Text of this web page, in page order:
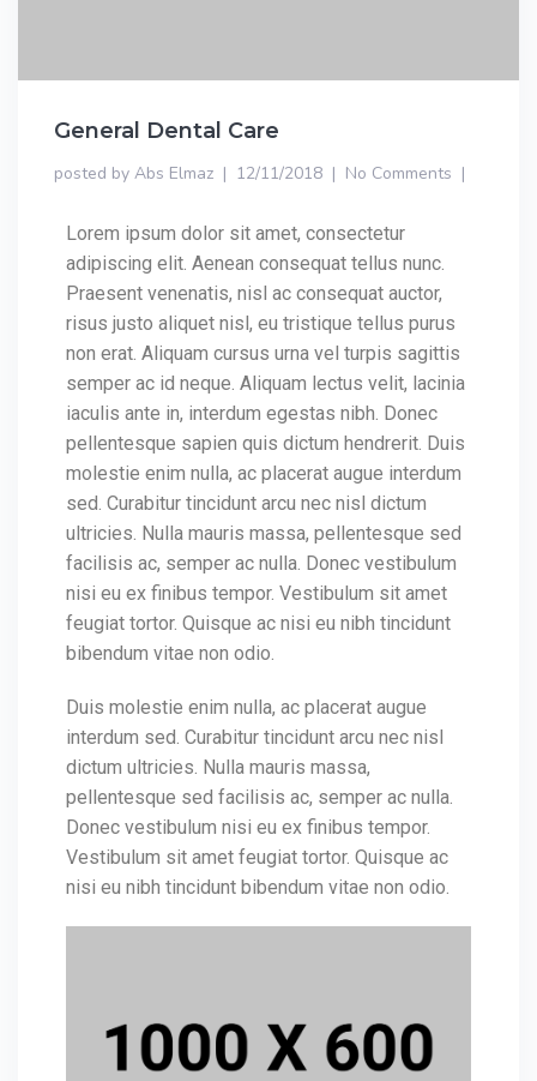
General Dental Care
posted by Abs Elmaz 12/11/2018 No Comments
Lorem ipsum dolor sit amet, consectetur
adipiscing elit. Aenean consequat tellus nunc.
Praesent venenatis, nisl ac consequat auctor,
risus justo aliquet nisl, eu tristique tellus purus
non erat. Aliquam cursus urna vel turpis sagittis
semper ac id neque. Aliquam lectus velit, lacinia
iaculis ante in, interdum egestas nibh. Donec
pellentesque sapien quis dictum hendrerit. Duis
molestie enim nulla, ac placerat augue interdum
sed. Curabitur tincidunt arcu nec nisl dictum
ultricies. Nulla mauris massa, pellentesque sed
facilisis ac, semper ac nulla. Donec vestibulum
nisi eu ex finibus tempor. Vestibulum sit amet
feugiat tortor. Quisque ac nisi eu nibh tincidunt
bibendum vitae non odio.
Duis molestie enim nulla, ac placerat augue
interdum sed. Curabitur tincidunt arcu nec nisl
dictum ultricies. Nulla mauris massa,
pellentesque sed facilisis ac, semper ac nulla.
Donec vestibulum nisi eu ex finibus tempor.
Vestibulum sit amet feugiat tortor. Quisque ac
nisi eu nibh tincidunt bibendum vitae non odio.